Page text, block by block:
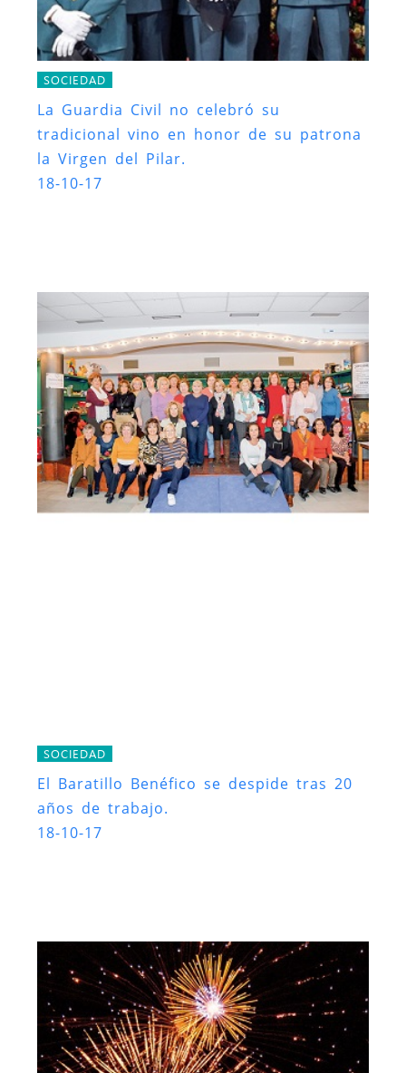
SOCIEDAD
La Guardia Civil no celebró su
tradicional vino en honor de su patrona
la Virgen del Pilar.
18-10-17
SOCIEDAD
El Baratillo Benéfico se despide tras 20
años de trabajo.
18-10-17